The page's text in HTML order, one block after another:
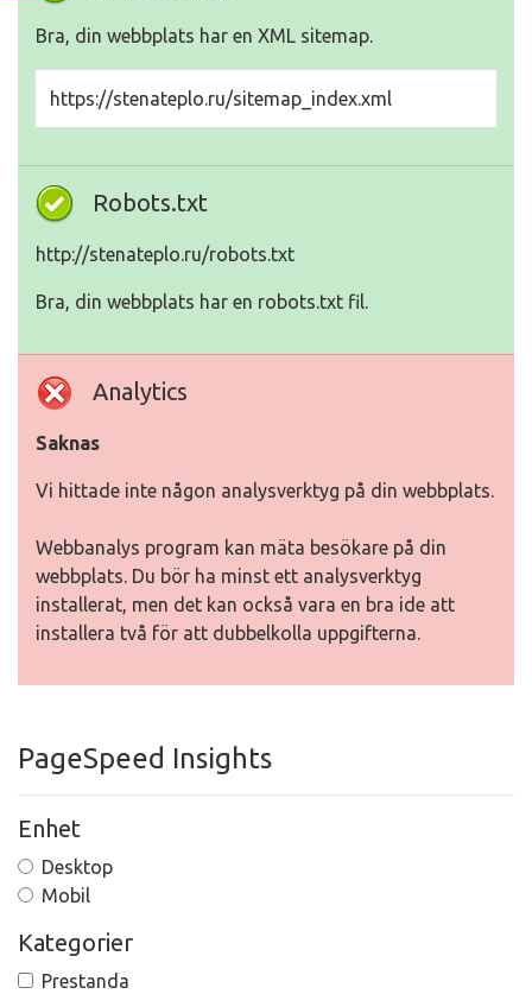
Bra, din webbplats har en XML sitemap.
https://stenateplo.ru/sitemap_index.xml
Robots.txt
http://stenateplo.ru/robots.txt
Bra, din webbplats har en robots.txt fil.
Analytics
Saknas
Vi hittade inte någon analysverktyg på din webbplats.
Webbanalys program kan mäta besökare på din
webbplats. Du bör ha minst ett analysverktyg
installerat, men det kan också vara en bra ide att
installera två för att dubbelkolla uppgifterna.
PageSpeed Insights
Enhet
Desktop
Mobil
Kategorier
Prestanda